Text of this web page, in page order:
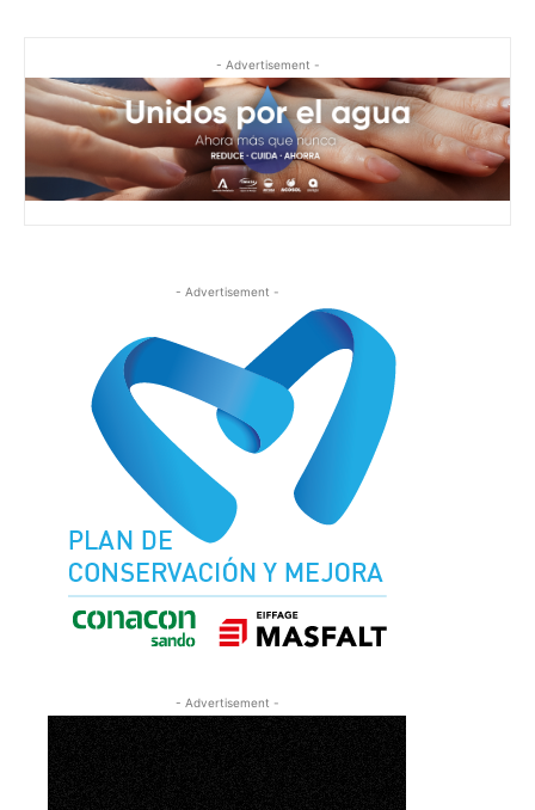
- Advertisement -
- Advertisement -
- Advertisement -